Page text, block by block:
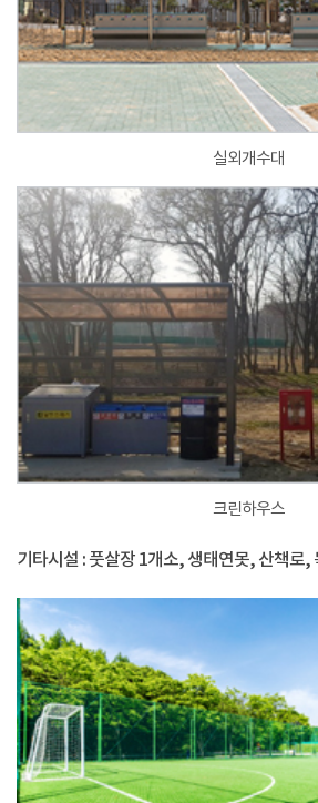
실외개수대
크린하우스
기타시설 : 풋살장 1개소, 생태연못, 산책로,